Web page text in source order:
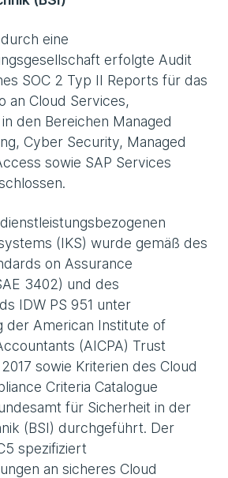
eine
erfolgte Audit
SOC 2 Typ II Reports für das
an Cloud Services,
den Bereichen Managed
Cyber Security, Managed
sowie SAP Services
(IKS) wurde gemäß des
on Assurance
3402) und des
IDW PS 951 unter
der American Institute of
(AICPA) Trust
sowie Kriterien des Cloud
Criteria Catalogue
für Sicherheit in der
(BSI) durchgeführt. Der
spezifiziert
an sicheres Cloud